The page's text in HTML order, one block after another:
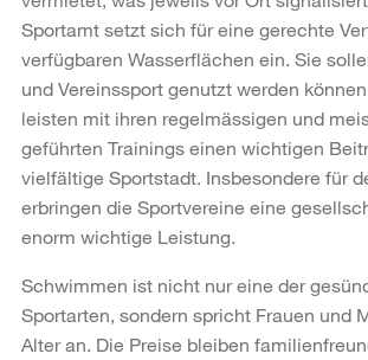
Sportamt setzt sich für eine gerechte
verfügbaren Wasserflächen ein. Sie
und Vereinssport genutzt werden
leisten mit ihren regelmässigen und
geführten Trainings einen wichtigen
vielfältige Sportstadt. Insbesondere für
erbringen die Sportvereine eine
enorm wichtige Leistung.
Schwimmen ist nicht nur eine der
Sportarten, sondern spricht Frauen und
Alter an. Die Preise bleiben